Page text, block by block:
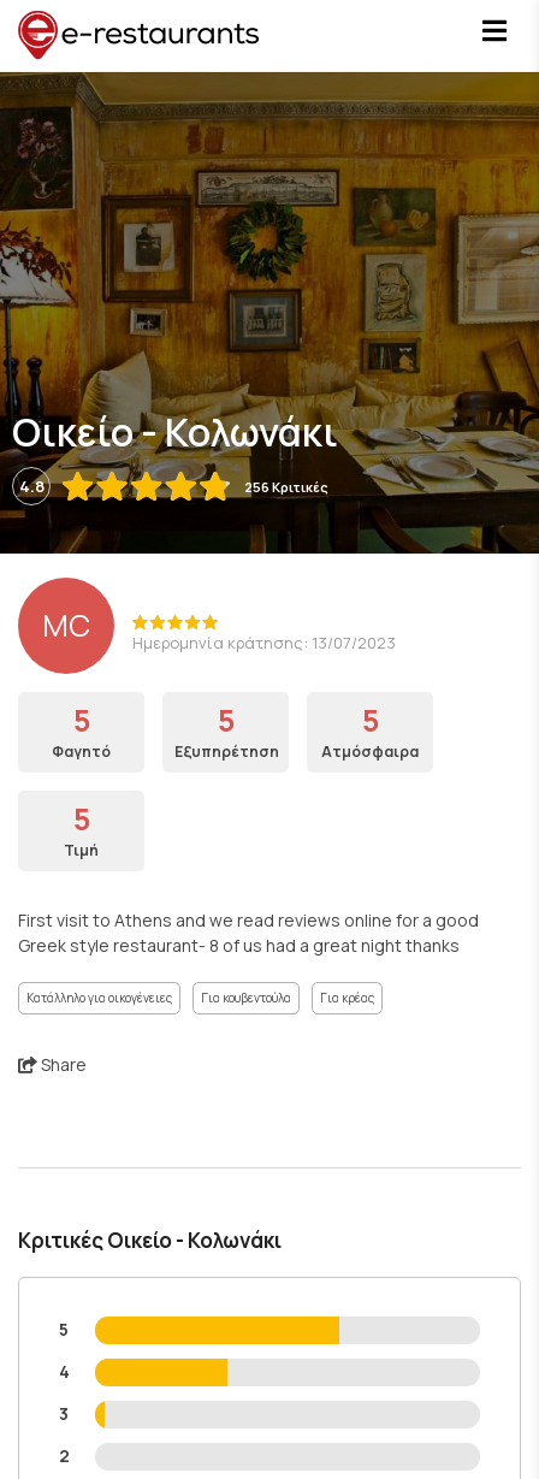
Οικείο - Κολωνάκι
4.8 256 Κριτικές
MC Ημερομηνία κράτησης: 13/07/2023
5
Φαγητό
5
Εξυπηρέτηση
5
Ατμόσφαιρα
5
Τιμή
First visit to Athens and we read reviews online for a good
Greek style restaurant- 8 of us had a great night thanks
Κατάλληλο για οικογένειες Για κουβεντούλα Για κρέας
Share
Κριτικές Οικείο - Κολωνάκι
5
4
3
2